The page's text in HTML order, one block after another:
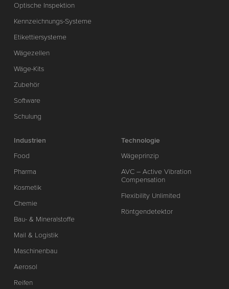
Optische Inspektion
Kennzeichnungs-Systeme
Etikettiersysteme
Wägezellen
Wäge-Kits
Zubehör
Software
Schulung
Industrien
Food
Pharma
Kosmetik
Chemie
Bau- & Mineralstoffe
Mail & Logistik
Maschinenbau
Aerosol
Reifen
Technologie
Wägeprinzip
AVC – Active Vibration
Compensation
Flexibility Unlimited
Röntgendetektor